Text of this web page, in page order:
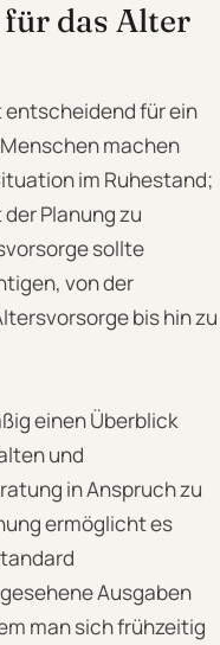
das Alter
entscheidend für ein
machen
im Ruhestand;
Planung zu
sollte
von der
bis hin zu
einen Überblick
und
in Anspruch zu
ermöglicht es
Ausgaben
man sich frühzeitig